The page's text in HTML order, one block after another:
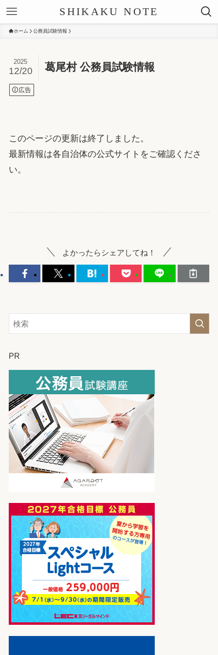
SHIKAKU NOTE
ホーム 公務員試験情報
葛尾村 公務員試験情報
2025
12/20
広告
このページの更新は終了しました。
最新情報は各自治体の公式サイトをご確認くださ
い。
よかったらシェアしてね！
PR